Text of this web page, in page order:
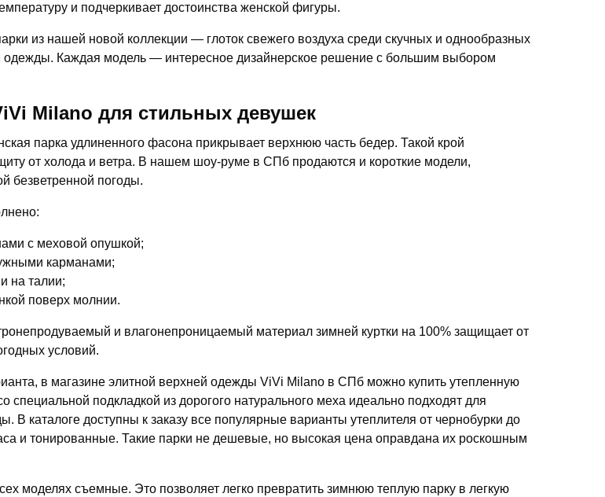
и подчеркивает достоинства женской фигуры.
из нашей новой коллекции — глоток свежего воздуха среди скучных и однообразных
одежды. Каждая модель — интересное дизайнерское решение с большим выбором
Milano для стильных девушек
парка удлиненного фасона прикрывает верхнюю часть бедер. Такой крой
от холода и ветра. В нашем шоу-руме в СПб продаются и короткие модели,
безветренной погоды.
с меховой опушкой;
карманами;
на талии;
поверх молнии.
и влагонепроницаемый материал зимней куртки на 100% защищает от
условий.
в магазине элитной верхней одежды ViVi Milano в СПб можно купить утепленную
специальной подкладкой из дорогого натурального меха идеально подходят для
В каталоге доступны к заказу все популярные варианты утеплителя от чернобурки до
и тонированные. Такие парки не дешевые, но высокая цена оправдана их роскошным
моделях съемные. Это позволяет легко превратить зимнюю теплую парку в легкую